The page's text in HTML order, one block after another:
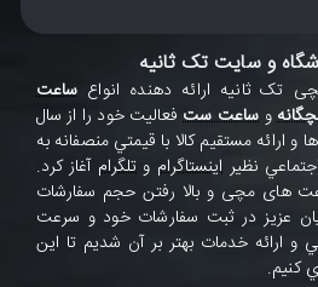
و سایت تک ثانیه
تک ثانيه ارائه دهنده انواعساعت
و ساعت ستفعاليت خود را از سال
و ارائه مستقيم کالا با قيمتي منصفانه به
نظير اينستاگرام و تلگرام آغاز کرد.
های مچی و بالا رفتن حجم سفارشات
عزيز در ثبت سفارشات خود و سرعت
و ارائه خدمات بهتر بر آن شديم تا اين
کنيم.